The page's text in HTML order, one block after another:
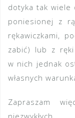
dotyka tak wiele
poniesionej z
rękawiczkami,
zabić) lub z ręki
w nich jednak
własnych
Zapraszam